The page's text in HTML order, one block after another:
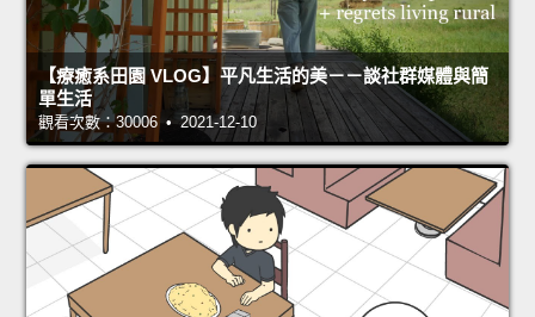
【療癒系田園 VLOG】平凡生活的美－－談社群媒體與簡
單生活
觀看次數：30006 • 2021-12-10